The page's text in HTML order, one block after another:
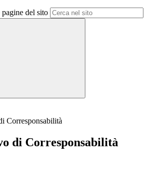
del sito
Corresponsabilità
di Corresponsabilità